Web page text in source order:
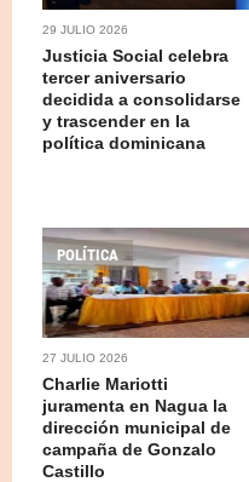
29 JULIO 2026
Justicia Social celebra
tercer aniversario
decidida a consolidarse
y trascender en la
política dominicana
POLÍTICA
27 JULIO 2026
Charlie Mariotti
juramenta en Nagua la
dirección municipal de
campaña de Gonzalo
Castillo